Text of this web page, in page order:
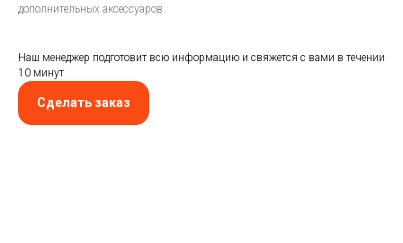
дополнительных аксессуаров.
Наш менеджер подготовит всю информацию и свяжется с вами в течении
10 минут
Сделать заказ